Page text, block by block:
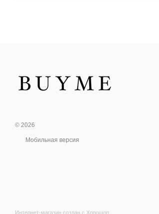
© 2026
Мобильная версия
Интернет-магазин создан с Хорошоп